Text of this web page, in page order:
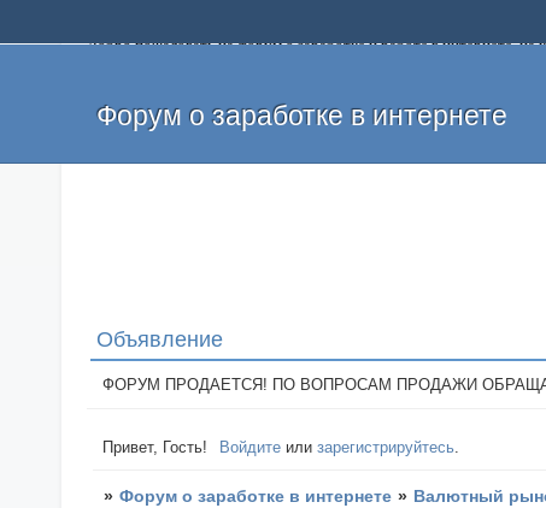
Добро пожаловать на форум о заработке и работе в интернете,
и оставлять свои отзывы. Если вы знаете, что определенный
легкие деньги без вложений и регистрации уже сегодня.
Форум о заработке в интернете
Объявление
ФОРУМ ПРОДАЕТСЯ! ПО ВОПРОСАМ ПРОДАЖИ
Привет, Гость! Войдите илизарегистрируйтесь.
» Форум о заработке в интернете » Валютный